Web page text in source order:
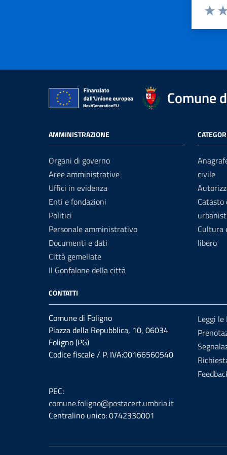
Comune
AMMINISTRAZIONE
Organi di governo
Aree amministrative
Uffici in evidenza
Enti e fondazioni
Politici
Personale amministrativo
Documenti e dati
Città gemellate
Il Gonfalone della città
civile
Catasto
Cultura
libero
CONTATTI
Comune di Foligno
Piazza della Repubblica, 10, 06034
Foligno (PG)
Codice fiscale / P. IVA:00166560540
PEC:
comune.foligno@postacert.umbria.it
Centralino unico: 0742330001
Leggi le